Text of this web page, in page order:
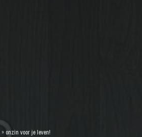
» onzin voor je leven!